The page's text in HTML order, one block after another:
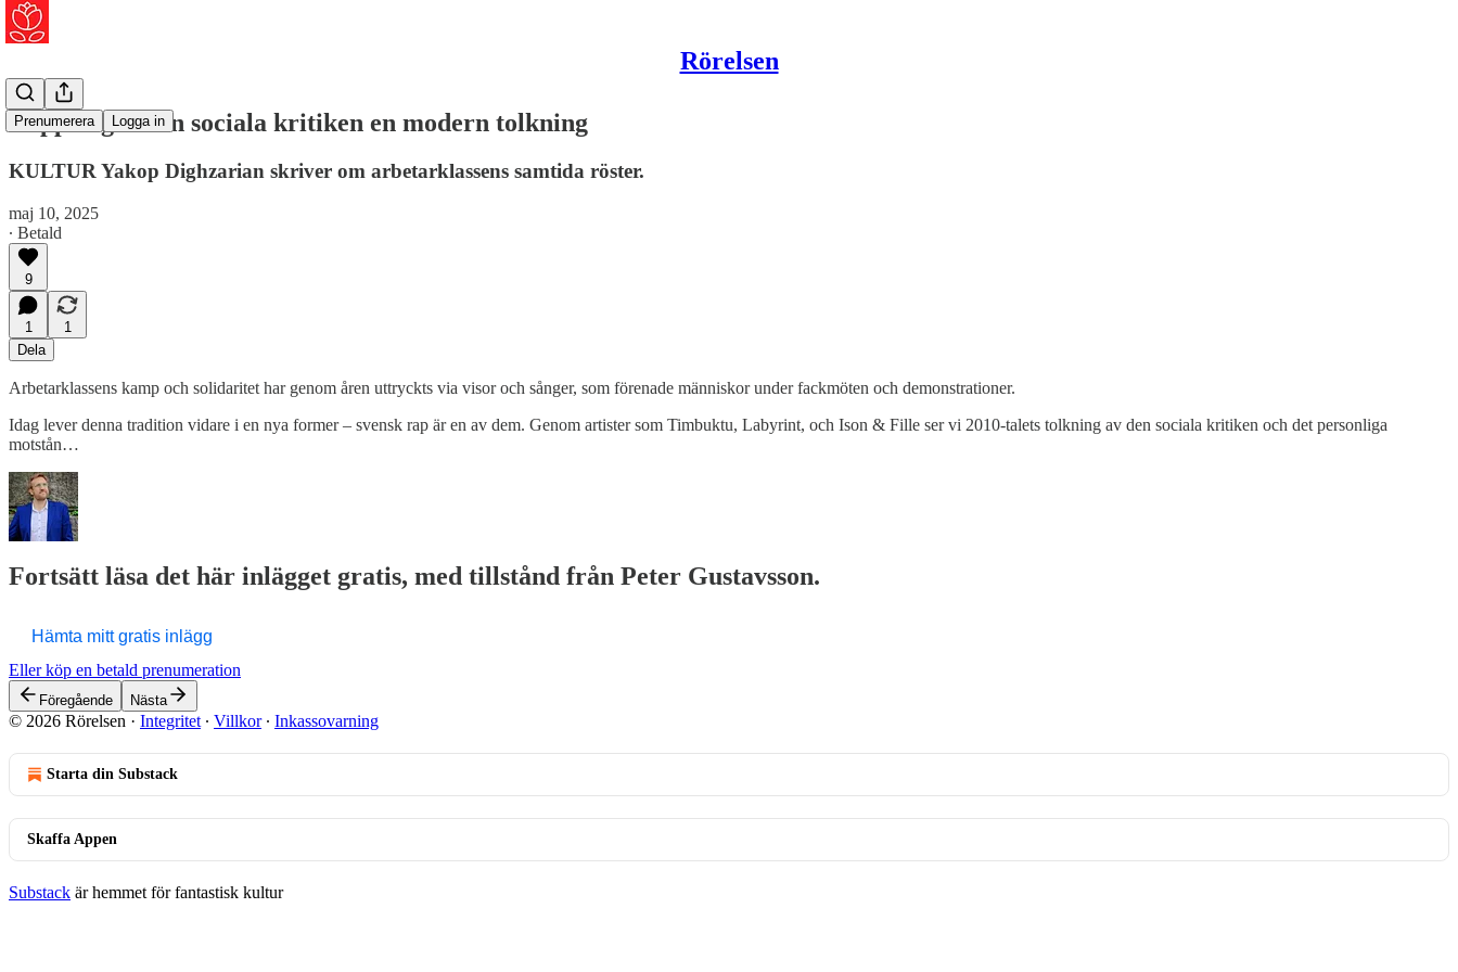
Rörelsen
Prenumerera Logga in
Rappen ger den sociala kritiken en modern tolkning
KULTUR Yakop Dighzarian skriver om arbetarklassens samtida röster.
maj 10, 2025
∙ Betald
9
1
1
Dela
Arbetarklassens kamp och solidaritet har genom åren uttryckts via visor och sånger, som förenade människor under fackmöten och demonstrationer.
Idag lever denna tradition vidare i en nya former – svensk rap är en av dem. Genom artister som Timbuktu, Labyrint, och Ison & Fille ser vi 2010-talets tolkning av den sociala kritiken och det personliga
motstån…
Fortsätt läsa det här inlägget gratis, med tillstånd från Peter Gustavsson.
Hämta mitt gratis inlägg
Eller köp en betald prenumeration
Föregående Nästa
© 2026 Rörelsen · Integritet ∙ Villkor∙ Inkassovarning
Starta din Substack
Skaffa Appen
Substack är hemmet för fantastisk kultur